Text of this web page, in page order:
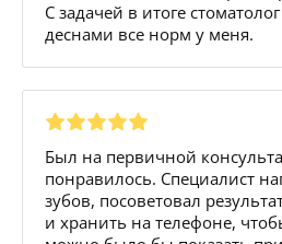
С задачей в итоге
деснами все норм у меня.
Был на первичной
понравилось. Специалист
зубов, посоветовал
и хранить на телефоне,